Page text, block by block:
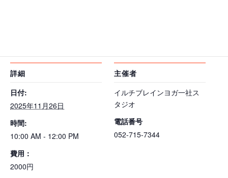
詳細
日付:
2025年11月26日
時間:
10:00 AM - 12:00 PM
費用：
2000円
主催者
イルチブレインヨガ一社ス
タジオ
電話番号
052-715-7344